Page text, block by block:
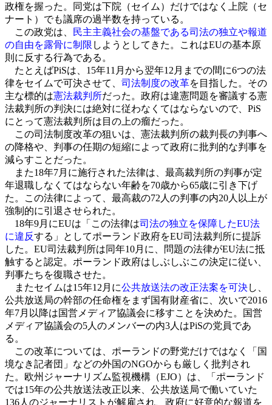
政権を握った。同党は下院（セイム）だけではなく上院（セ
ナート）でも議席の過半数を持っている。
この政党は、
民主主義社会の基盤である司法の独立や報道
の自由を露骨に制限 しようとしてきた。これはEUの基本原
則に反する行為である。
たとえばPiSは、15年11月から翌年12月までの間に6つの法
律をセイムで可決させて、 司法制度の改革を目指した。その
主な標的は憲法裁判所だった。政府は違憲問題を審議する憲
法裁判所の判決には絶対に従わなくてはならないので、PiS
にとって憲法裁判所は目の上の瘤だった。
この司法制度改革の狙いは、憲法裁判所の裁判長の判事へ
の降格や、判事の任期の短縮によって政府に批判的な判事を
減らすことだった。
また18年7月に施行された法律は、最高裁判所の判事が定
年退職しなくてはならない年齢を70歳から65歳に引き下げ
た。この法律によって、最高裁の72人の判事の内20人以上が
強制的に引退させられた。
18年9月にEUは「この法律は司法の独立を保障したEU法
に違反する」としてポーランド政府をEU司法裁判所に提訴
した。EU司法裁判所は同年10月に、問題の法律がEU法に抵
触すると認定。ポーランド政府はしぶしぶこの決定に従い、
判事たちを復職させた。
またセイムは15年12月に公共放送法の改正法案を可決し、
公共放送局の幹部の任命権をまず国有財産省に、次いで2016
年7月以降は国営メディア協議会に移すことを決めた。国営
メディア協議会の5人のメンバーの内3人はPiSの党員であ
る。
この改革については、ポーランドの野党だけではなく「国
境なき記者団」などの外国のNGOからも厳しく批判され
た。欧州ジャーナリズム監視機構（EJO）は、「ポーランド
では15年の公共放送法改正以来、公共放送局で働いていた
136人のジャーナリストが解雇され、政府に好意的な報道を